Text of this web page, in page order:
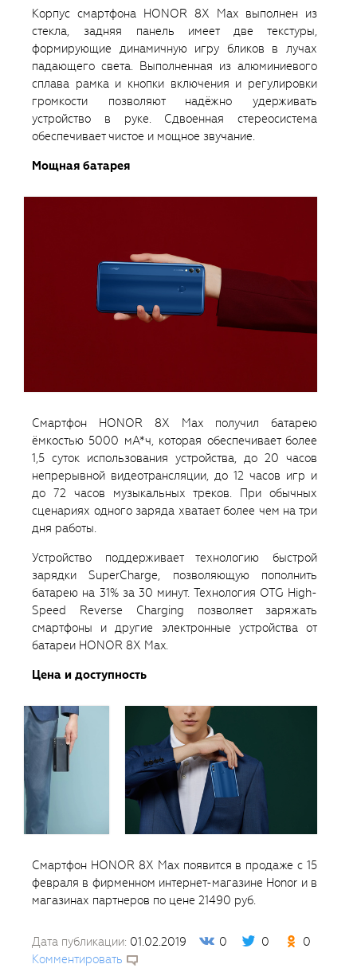
Корпус смартфона HONOR 8X Max выполнен из
стекла, задняя панель имеет две текстуры,
формирующие динамичную игру бликов в лучах
падающего света. Выполненная из алюминиевого
сплава рамка и кнопки включения и регулировки
громкости позволяют надёжно удерживать
устройство в руке. Сдвоенная стереосистема
обеспечивает чистое и мощное звучание.
Мощная батарея
Смартфон HONOR 8X Max получил батарею
ёмкостью 5000 мА*ч, которая обеспечивает более
1,5 суток использования устройства, до 20 часов
непрерывной видеотрансляции, до 12 часов игр и
до 72 часов музыкальных треков. При обычных
сценариях одного заряда хватает более чем на три
дня работы.
Устройство поддерживает технологию быстрой
зарядки SuperCharge, позволяющую пополнить
батарею на 31% за 30 минут. Технология OTG High-
Speed Reverse Charging позволяет заряжать
смартфоны и другие электронные устройства от
батареи HONOR 8X Max.
Цена и доступность
Смартфон HONOR 8X Max появится в продаже с 15
февраля в фирменном интернет-магазине Honor и в
магазинах партнеров по цене 21490 руб.
Дата публикации: 01.02.2019 0 0
0
Комментировать